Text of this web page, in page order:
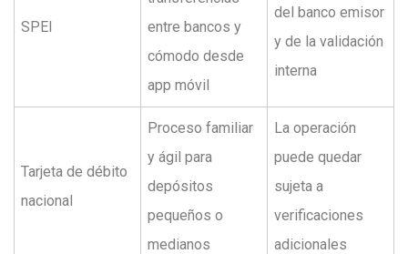
SPEI
entre bancos y
cómodo desde
app móvil
del banco emisor
y de la validación
interna
Tarjeta de débito
nacional
Proceso familiar
y ágil para
depósitos
pequeños o
medianos
La operación
puede quedar
sujeta a
verificaciones
adicionales